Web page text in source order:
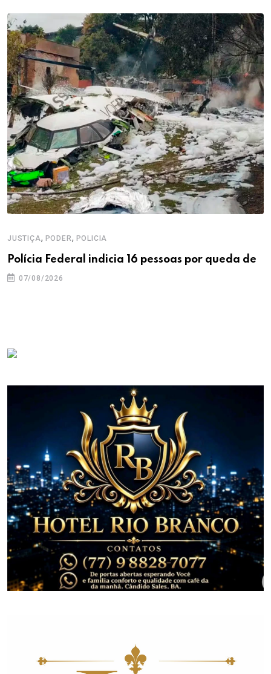
JUSTIÇA, PODER, POLICIA
Polícia Federal indicia 16 pessoas por queda de
07/08/2026